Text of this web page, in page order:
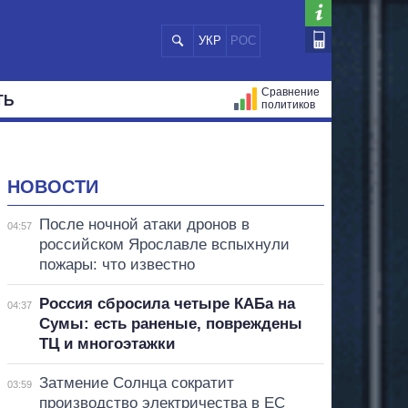
УКР РОС
Сравнение
политиков
НОВОСТИ
04:57
После ночной атаки дронов в
российском Ярославле вспыхнули
пожары: что известно
04:37
Россия сбросила четыре КАБа на
Сумы: есть раненые, повреждены
ТЦ и многоэтажки
03:59
Затмение Солнца сократит
производство электричества в ЕС